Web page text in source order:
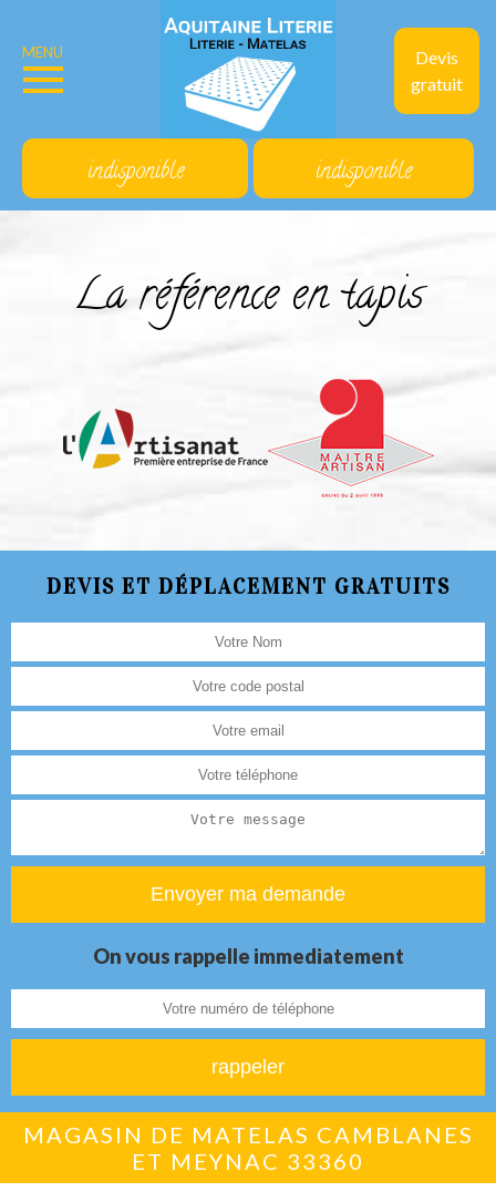
Devis
gratuit
MENU
indisponible indisponible
La référence en tapis
DEVIS ET DÉPLACEMENT GRATUITS
On vous rappelle immediatement
MAGASIN DE MATELAS CAMBLANES
ET MEYNAC 33360